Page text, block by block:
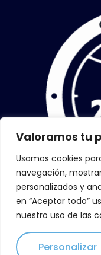
Valoramos tu
Usamos cookies
navegación,
personalizados y
en “Aceptar todo”
nuestro uso de las
Personalizar